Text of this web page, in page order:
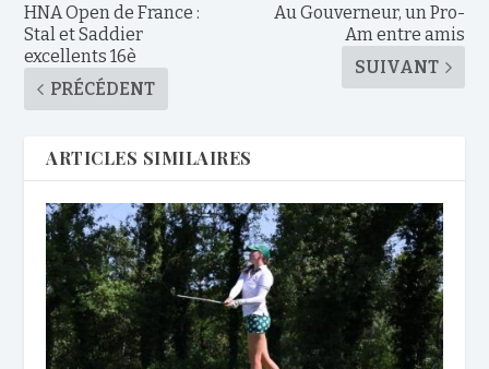
HNA Open de France :
Stal et Saddier
excellents 16è
PRÉCÉDENT
Au Gouverneur, un Pro-
Am entre amis
SUIVANT
ARTICLES SIMILAIRES